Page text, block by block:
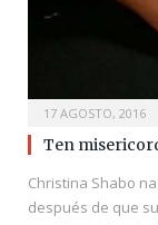
17 AGOSTO, 2016
Ten
Christina Shabo
después de que